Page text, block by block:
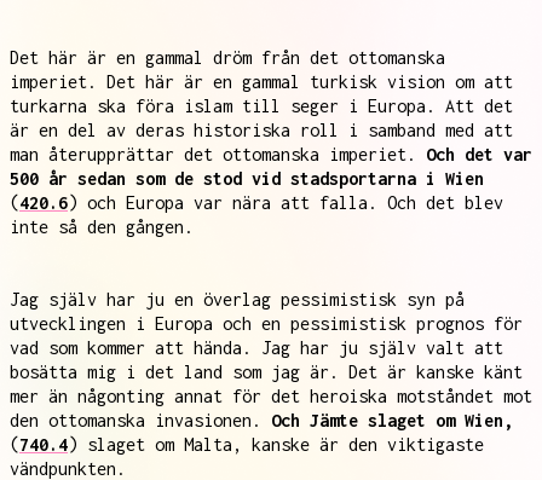
Det här är en gammal dröm från det ottomanska
imperiet. Det här är en gammal turkisk vision om att
turkarna ska föra islam till seger i Europa. Att det
är en del av deras historiska roll i samband med att
man återupprättar det ottomanska imperiet. Och det var
500 år sedan som de stod vid stadsportarna i Wien
(420.6) och Europa var nära att falla. Och det blev
inte så den gången.
Jag själv har ju en överlag pessimistisk syn på
utvecklingen i Europa och en pessimistisk prognos för
vad som kommer att hända. Jag har ju själv valt att
bosätta mig i det land som jag är. Det är kanske känt
mer än någonting annat för det heroiska motståndet mot
den ottomanska invasionen. Och Jämte slaget om Wien,
(740.4) slaget om Malta, kanske är den viktigaste
vändpunkten.